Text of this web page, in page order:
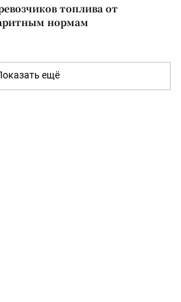
топлива от
нормам
ещё